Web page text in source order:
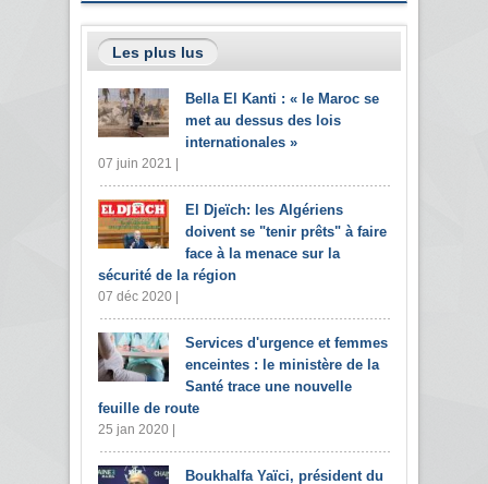
Les plus lus
Bella El Kanti : « le Maroc se
met au dessus des lois
internationales »
07 juin 2021 |
El Djeïch: les Algériens
doivent se "tenir prêts" à faire
face à la menace sur la
sécurité de la région
07 déc 2020 |
Services d'urgence et femmes
enceintes : le ministère de la
Santé trace une nouvelle
feuille de route
25 jan 2020 |
Boukhalfa Yaïci, président du